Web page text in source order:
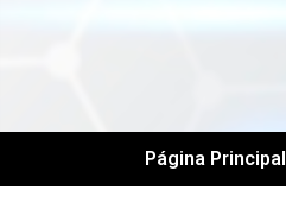
Página Principal